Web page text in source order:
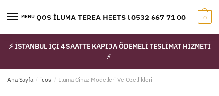
MENUIQOS İLUMA TEREA HEETS l 0532 667 71 00 0
⚡ İSTANBUL İÇİ 4 SAATTE KAPIDA ÖDEMELİ TESLİMAT HİZMETİ
⚡
Ana Sayfa / iqos / İluma Cihaz Modelleri Ve Özellikleri